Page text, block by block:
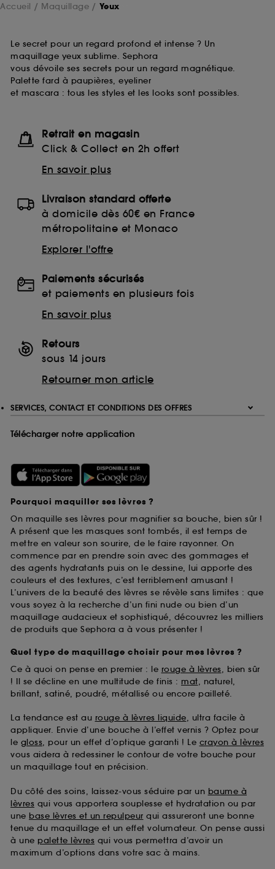
Accueil Maquillage Yeux
Le secret pour un regard profond et intense ? Un
maquillage yeux sublime. Sephora
vous dévoile ses secrets pour un regard magnétique.
Palette fard à paupières, eyeliner
et mascara : tous les styles et les looks sont possibles.
Retrait en magasin
Click & Collect en 2h offert
En savoir plus
Livraison standard offerte
à domicile dès 60€ en France
métropolitaine et Monaco
Explorer l'offre
Paiements sécurisés
et paiements en plusieurs fois
En savoir plus
Retours
sous 14 jours
Retourner mon article
SERVICES, CONTACT ET CONDITIONS DES OFFRES
Télécharger notre application
Pourquoi maquiller ses lèvres ?
On maquille ses lèvres pour magnifier sa bouche, bien sûr !
A présent que les masques sont tombés, il est temps de
mettre en valeur son sourire, de le faire rayonner. On
commence par en prendre soin avec des gommages et
des agents hydratants puis on le dessine, lui apporte des
couleurs et des textures, c’est terriblement amusant !
L’univers de la beauté des lèvres se révèle sans limites : que
vous soyez à la recherche d’un fini nude ou bien d’un
maquillage audacieux et sophistiqué, découvrez les milliers
de produits que Sephora a à vous présenter !
Quel type de maquillage choisir pour mes lèvres ?
Ce à quoi on pense en premier : le rouge à lèvres, bien sûr
! Il se décline en une multitude de finis : mat, naturel,
brillant, satiné, poudré, métallisé ou encore pailleté.
La tendance est au rouge à lèvres liquide, ultra facile à
appliquer. Envie d’une bouche à l’effet vernis ? Optez pour
le gloss, pour un effet d’optique garanti ! Le crayon à lèvres
vous aidera à redessiner le contour de votre bouche pour
un maquillage tout en précision.
Du côté des soins, laissez-vous séduire par un baume à
lèvres qui vous apportera souplesse et hydratation ou par
une base lèvres et un repulpeur qui assureront une bonne
tenue du maquillage et un effet volumateur. On pense aussi
à une palette lèvres qui vous permettra d’avoir un
maximum d’options dans votre sac à mains.